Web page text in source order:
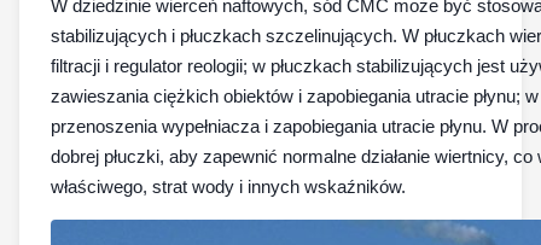
W dziedzinie wierceń naftowych, sód CMC może być
stabilizujących i płuczkach szczelinujących. W płuczkach
filtracji i regulator reologii; w płuczkach stabilizujących jest
zawieszania ciężkich obiektów i zapobiegania utracie płynu;
przenoszenia wypełniacza i zapobiegania utracie płynu. W
dobrej płuczki, aby zapewnić normalne działanie wiertnicy,
właściwego, strat wody i innych wskaźników.